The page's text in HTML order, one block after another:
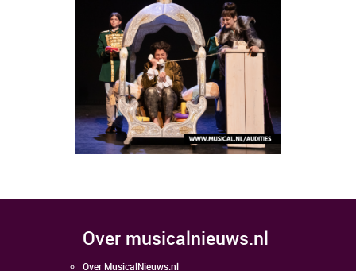
over musicalnieuws.nl
Over MusicalNieuws.nl